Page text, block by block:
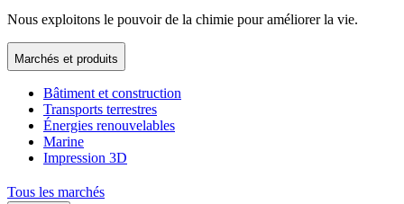
Nous exploitons le pouvoir de la chimie pour améliorer la vie.
Marchés et produits
Bâtiment et construction
Transports terrestres
Énergies renouvelables
Marine
Impression 3D
Tous les marchés